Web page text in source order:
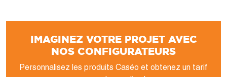
IMAGINEZ VOTRE PROJET AVEC
NOS CONFIGURATEURS
Personnalisez les produits Caséo et obtenez un tarif